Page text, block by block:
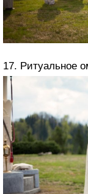
17. Ритуальное